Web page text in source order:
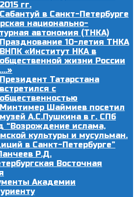
2015 гг.
Сабантуй в Санкт-Петербурге
национально-
автономия (ТНКА)
Празднование 10-летия ТНКА
ВНПК «Институт НКА в
общественной жизни России
….»
Президент Татарстана
встретился с
общественностью
Минтимер Шаймиев посетил
музей А.С.Пушкина в г. СПб
“Возрождение ислама,
культуры и мусульман.
в Санкт-Петербурге”
Р.Д.
Восточная
Академии